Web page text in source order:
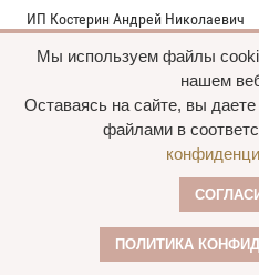
ИП Костерин Андрей Николаевич
440012, проезд 2-й Лиственный
Мы используем файлы
нашем
Оставаясь на сайте, вы
файлами в
ПОЛИТИКА
Все права